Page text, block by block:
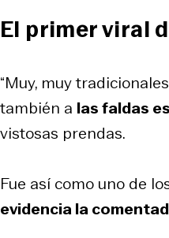
El primer viral
“Muy, muy
también a las faldas
vistosas prendas.
Fue así como uno de
evidencia la